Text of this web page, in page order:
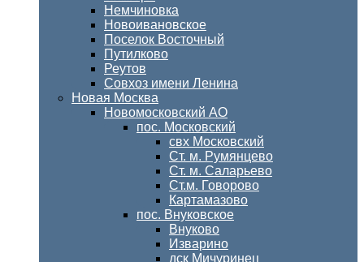
Немчиновка
Новоивановское
Поселок Восточный
Путилково
Реутов
Совхоз имени Ленина
Новая Москва
Новомосковский АО
пос. Московский
свх Московский
Ст. м. Румянцево
Ст. м. Саларьево
Ст.м. Говорово
Картамазово
пос. Внуковское
Внуково
Изварино
дск Мичуринец